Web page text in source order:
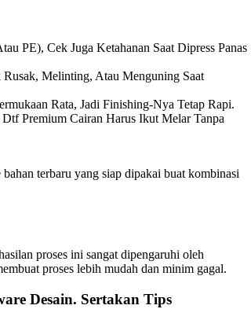
PE), Cek Juga Ketahanan Saat Dipress Panas
Rusak, Melinting, Atau Menguning Saat
Rata, Jadi Finishing-Nya Tetap Rapi.
Premium Cairan Harus Ikut Melar Tanpa
bahan terbaru yang siap dipakai buat kombinasi
proses ini sangat dipengaruhi oleh
proses lebih mudah dan minim gagal.
Desain. Sertakan Tips